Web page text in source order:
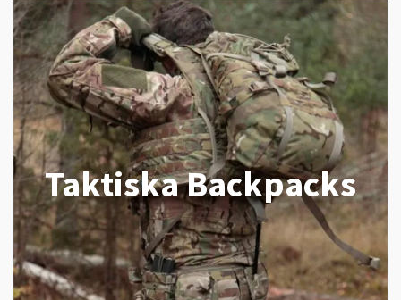
Taktiska Backpacks